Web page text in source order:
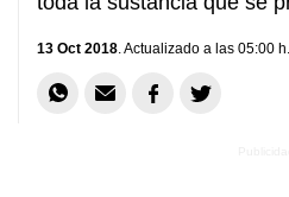
13 Oct 2018 . Actualizado a las 05:00 h.